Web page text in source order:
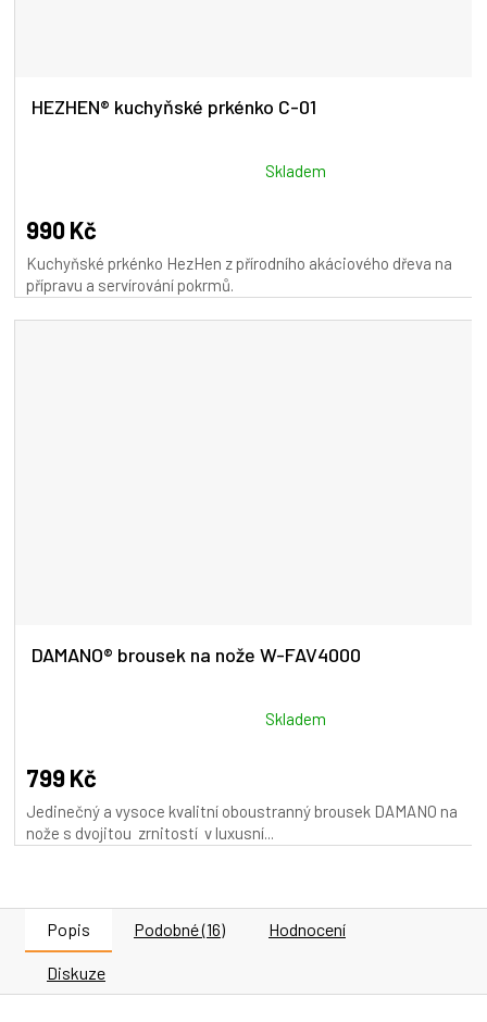
HEZHEN® kuchyňské prkénko C-01
produktu
je
5,0
z
Skladem
990 Kč
Kuchyňské prkénko HezHen z přírodního akáciového dřeva na
přípravu a servírování pokrmů.
DAMANO® brousek na nože W-FAV4000
produktu
je
5,0
z
Skladem
799 Kč
Jedinečný a vysoce kvalitní oboustranný brousek DAMANO na
nože s dvojitou zrnitostí v luxusní...
Popis Podobné (16) Hodnocení
Diskuze